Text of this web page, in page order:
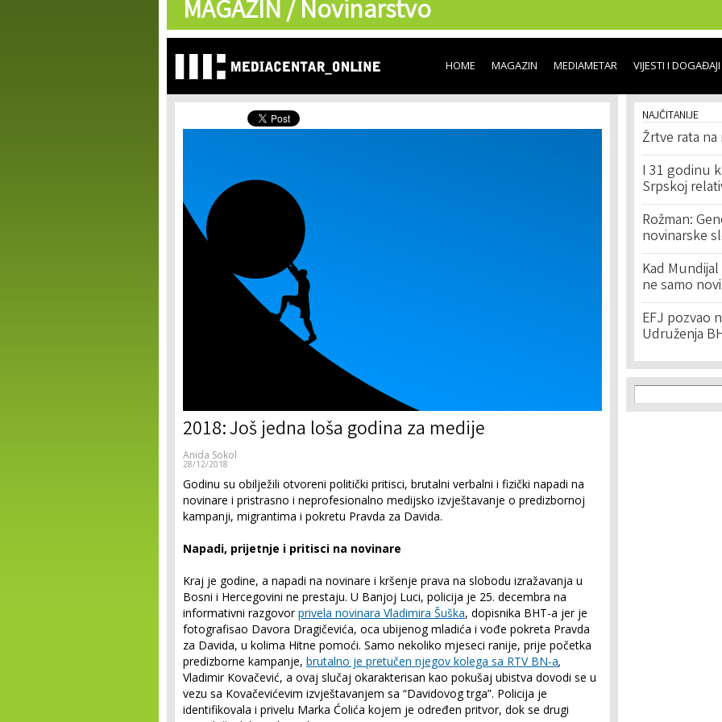
content
MAGAZIN /Novinarstvo
HOME MAGAZIN MEDIAMETAR VIJESTI I DOGAĐAJI
2018: Još jedna loša godina za medije
Anida Sokol
28/12/2018
Godinu su obilježili otvoreni politički pritisci, brutalni verbalni i fizički napadi na
novinare i pristrasno i neprofesionalno medijsko izvještavanje o predizbornoj
kampanji, migrantima i pokretu Pravda za Davida.
Napadi, prijetnje i pritisci na novinare
Kraj je godine, a napadi na novinare i kršenje prava na slobodu izražavanja u
Bosni i Hercegovini ne prestaju. U Banjoj Luci, policija je 25. decembra na
informativni razgovorprivela novinara Vladimira Šuška, dopisnika BHT-a jer je
fotografisao Davora Dragičevića, oca ubijenog mladića i vođe pokreta Pravda
za Davida, u kolima Hitne pomoći. Samo nekoliko mjeseci ranije, prije početka
predizborne kampanje, brutalno je pretučen njegov kolega sa RTV BN-a,
Vladimir Kovačević, a ovaj slučaj okarakterisan kao pokušaj ubistva dovodi se u
vezu sa Kovačevićevim izvještavanjem sa “Davidovog trga”. Policija je
identifikovala i privelu Marka Ćolića kojem je određen pritvor, dok se drugi
NAJČITANIJE
Žrtve rata
I 31 godinu
Srpskoj
Rožman:
novinarske
Kad
ne samo
EFJ pozvao
Udruženja
Search
Search